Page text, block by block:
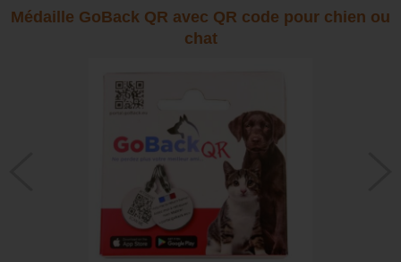
Médaille GoBack QR avec QR code pour chien ou
chat